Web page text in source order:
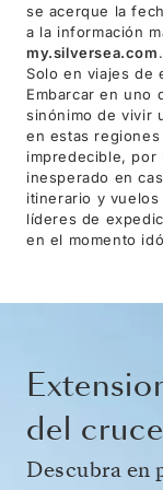
se acerque la
a la información
my.silversea.com.
Solo en viajes de
Embarcar en uno
sinónimo de vivir
en estas
impredecible, por
inesperado en
itinerario y
líderes de
en el momento
del
Descubra en